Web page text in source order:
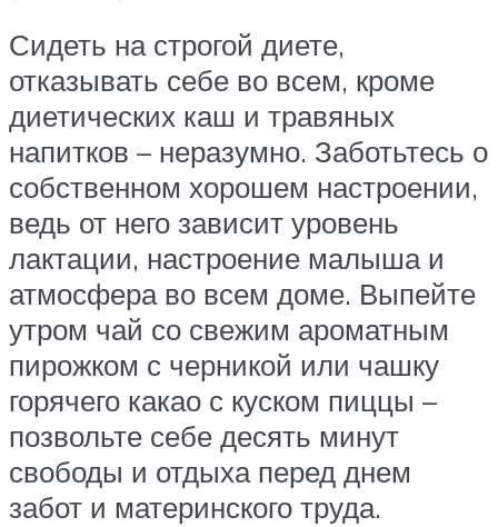
Сидеть на строгой диете,
отказывать себе во всем, кроме
диетических каш и травяных
напитков – неразумно. Заботьтесь о
собственном хорошем настроении,
ведь от него зависит уровень
лактации, настроение малыша и
атмосфера во всем доме. Выпейте
утром чай со свежим ароматным
пирожком с черникой или чашку
горячего какао с куском пиццы –
позвольте себе десять минут
свободы и отдыха перед днем
забот и материнского труда.